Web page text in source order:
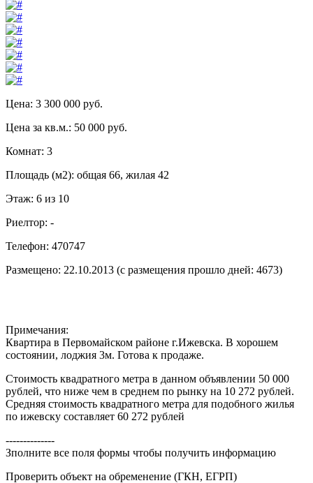
Цена: 3 300 000 руб.
Цена за кв.м.: 50 000 руб.
Комнат: 3
Площадь (м2): общая 66, жилая 42
Этаж: 6 из 10
Риелтор: -
Телефон: 470747
Размещено: 22.10.2013 (с размещения прошло дней: 4673)
Примечания:
Квартира в Первомайском районе г.Ижевска. В хорошем
состоянии, лоджия 3м. Готова к продаже.
Стоимость квадратного метра в данном объявлении 50 000
рублей, что ниже чем в среднем по рынку на 10 272 рублей.
Средняя стоимость квадратного метра для подобного жилья
по ижевску составляет 60 272 рублей
--------------
Зполните все поля формы чтобы получить информацию
Проверить объект на обременение (ГКН, ЕГРП)